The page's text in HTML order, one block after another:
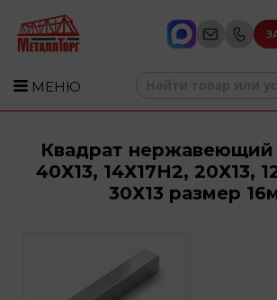
МЕНЮ
Квадрат нержавеющий
40Х13, 14Х17Н2, 20Х13,
30Х13 размер